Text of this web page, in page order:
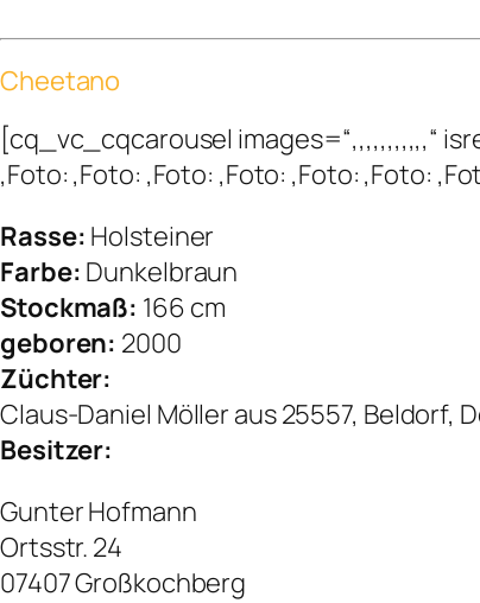
Cheetano
[cq_vc_cqcarousel images=“,,,,,,,,,,,“
,Foto: ,Foto: ,Foto: ,Foto: ,Foto: ,Foto:
Rasse: Holsteiner
Farbe: Dunkelbraun
Stockmaß: 166 cm
geboren: 2000
Züchter:
Claus-Daniel Möller aus 25557, Beldorf,
Besitzer:
Gunter Hofmann
Ortsstr. 24
07407 Großkochberg